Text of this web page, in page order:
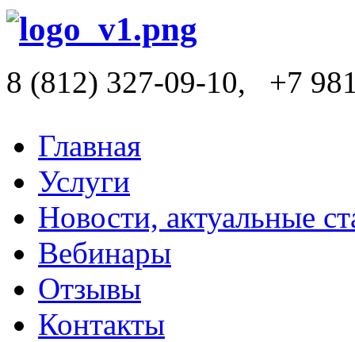
8 (812) 327-09-10, +7
Главная
Услуги
Новости, актуальные
Вебинары
Отзывы
Контакты